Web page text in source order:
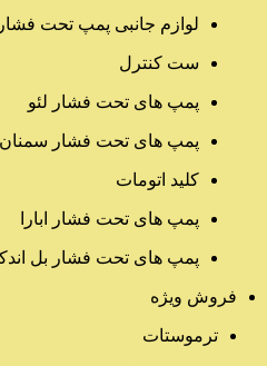
لوازم جانبی پمپ تحت فشار
ست کنترل
پمپ های تحت فشار لئو
پمپ های تحت فشار سمنان
کلید اتومات
پمپ های تحت فشار ابارا
پمپ های تحت فشار بل
فروش ویژه
ترموستات